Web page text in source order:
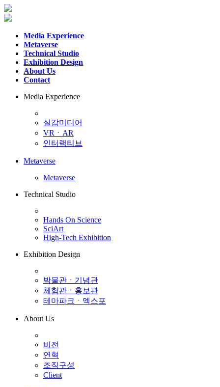
Media Experience
Metaverse
Technical Studio
Exhibition Design
About Us
Contact
Media Experience
실감미디어
VRㆍAR
인터랙티브
Metaverse
Metaverse
Technical Studio
Hands On Science
SciArt
High-Tech Exhibition
Exhibition Design
박물관ㆍ기념관
체험관ㆍ홍보관
테마파크ㆍ엑스포
About Us
비전
연혁
조직구성
Client